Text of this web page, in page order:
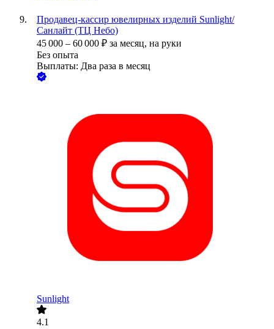
Продавец-кассир ювелирных изделий Sunlight/
Санлайт (ТЦ Небо)
45 000 – 60 000 ₽ за месяц, на руки
Без опыта
Выплаты: Два раза в месяц
Sunlight
4.1